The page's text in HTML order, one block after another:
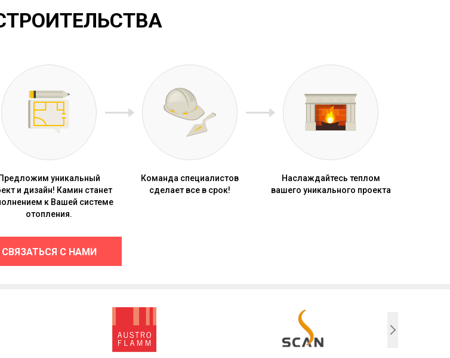
Предложим уникальный
и дизайн! Камин станет
к Вашей системе
отопления.
Команда специалистов
сделает все в срок!
Наслаждайтесь теплом
вашего уникального проекта
СВЯЗАТЬСЯ С НАМИ